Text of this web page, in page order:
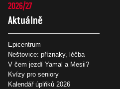
2026/27
Aktuálně
Epicentrum
Neštovice: příznaky, léčba
V čem jezdí Yamal a Mesii?
Kvízy pro seniory
Kalendář úplňků 2026